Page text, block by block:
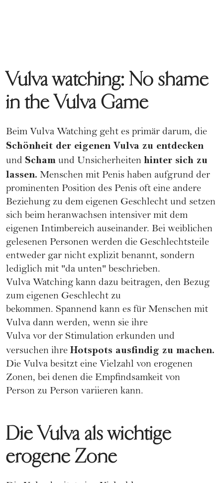
Vulva watching: No shame
in the Vulva Game
Beim Vulva Watching geht es primär darum, die
Schönheit der eigenen Vulva zu entdecken
und Scham und Unsicherheiten hinter sich zu
lassen. Menschen mit Penis haben aufgrund der
prominenten Position des Penis oft eine andere
Beziehung zu dem eigenen Geschlecht und setzen
sich beim heranwachsen intensiver mit dem
eigenen Intimbereich auseinander. Bei weiblichen
gelesenen Personen werden die Geschlechtsteile
entweder gar nicht explizit benannt, sondern
lediglich mit "da unten" beschrieben.
Vulva Watching kann dazu beitragen, den Bezug
zum eigenen Geschlecht zu
bekommen. Spannend kann es für Menschen mit
Vulva dann werden, wenn sie ihre
Vulva vor der Stimulation erkunden und
versuchen ihre Hotspots ausfindig zu machen.
Die Vulva besitzt eine Vielzahl von erogenen
Zonen, bei denen die Empfindsamkeit von
Person zu Person variieren kann.
Die Vulva als wichtige
erogene Zone